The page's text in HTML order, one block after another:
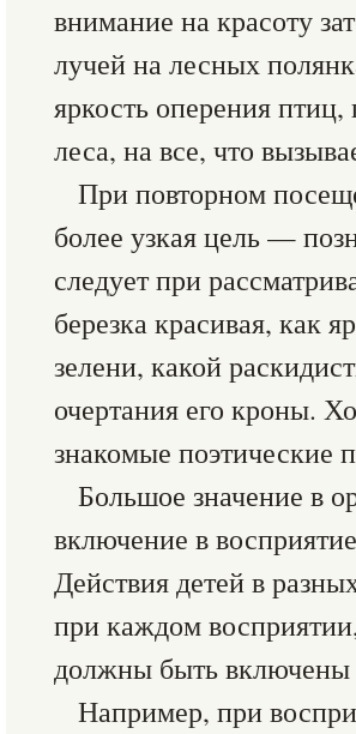
внимание на красоту
лучей на лесных
яркость оперения
леса, на все, что
При повторном
более узкая цель —
следует при
березка красивая, как
зелени, какой
очертания его кроны.
знакомые поэтические
Большое значение в
включение в
Действия детей в
при каждом
должны быть включены
Например, при